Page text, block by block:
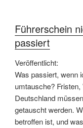
Good
Vibes!“
Führerschein
passiert
Veröffentlicht:
Was passiert, wenn
umtausche?
Deutschland
getauscht werden.
betroffen ist, und